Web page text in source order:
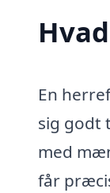
En
sig godt
med
får